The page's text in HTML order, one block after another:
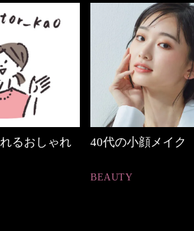
40代の小顔メイク
【ワ